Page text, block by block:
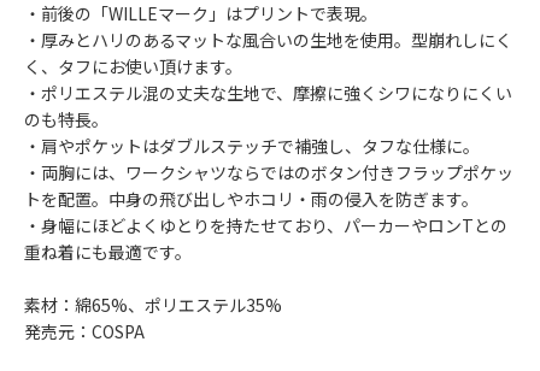
・前後の「WILLEマーク」はプリントで表現。
・厚みとハリのあるマットな風合いの生地を使用。型崩れしにく
く、タフにお使い頂けます。
・ポリエステル混の丈夫な生地で、摩擦に強くシワになりにくい
のも特長。
・肩やポケットはダブルステッチで補強し、タフな仕様に。
・両胸には、ワークシャツならではのボタン付きフラップポケッ
トを配置。中身の飛び出しやホコリ・雨の侵入を防ぎます。
・身幅にほどよくゆとりを持たせており、パーカーやロンTとの
重ね着にも最適です。
素材：綿65%、ポリエステル35%
発売元：COSPA